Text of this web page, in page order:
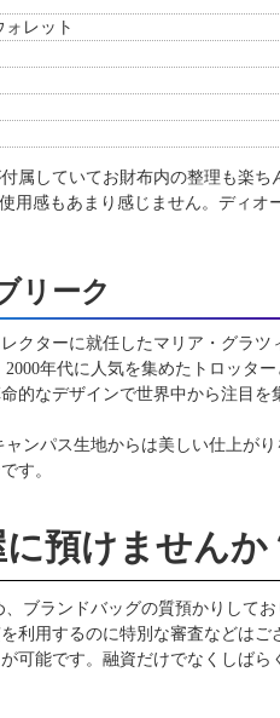
レット
属していてお財布内の整理も楽
用感もあまり感じません。ディ
リーク
クターに就任したマリア・グラ
年代に人気を集めたトロッタ
的なデザインで世界中から注目を
ンパス生地からは美しい仕上が
す。
預けませんか
ブランドバッグの質預かりして
利用するのに特別な審査などは
可能です。融資だけでなくしば